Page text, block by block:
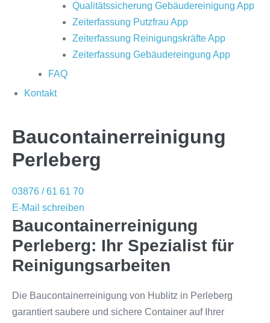
Qualitätssicherung Gebäudereinigung App
Zeiterfassung Putzfrau App
Zeiterfassung Reinigungskräfte App
Zeiterfassung Gebäudereingung App
FAQ
Kontakt
Baucontainerreinigung
Perleberg
03876 / 61 61 70
E-Mail schreiben
Baucontainerreinigung
Perleberg: Ihr Spezialist für
Reinigungsarbeiten
Die Baucontainerreinigung von Hublitz in Perleberg
garantiert saubere und sichere Container auf Ihrer